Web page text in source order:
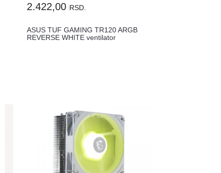
2.422,00 RSD.
ASUS TUF GAMING TR120 ARGB
REVERSE WHITE ventilator